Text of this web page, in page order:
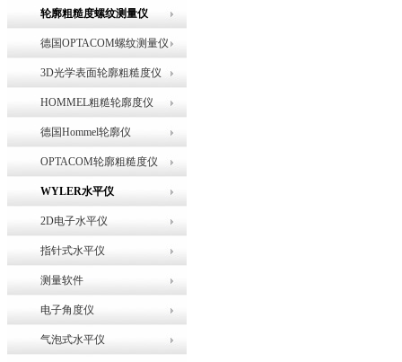
轮廓粗糙度螺纹测量仪
德国OPTACOM螺纹测量仪
3D光学表面轮廓粗糙度仪
HOMMEL粗糙轮廓度仪
德国Hommel轮廓仪
OPTACOM轮廓粗糙度仪
WYLER水平仪
2D电子水平仪
指针式水平仪
测量软件
电子角度仪
气泡式水平仪